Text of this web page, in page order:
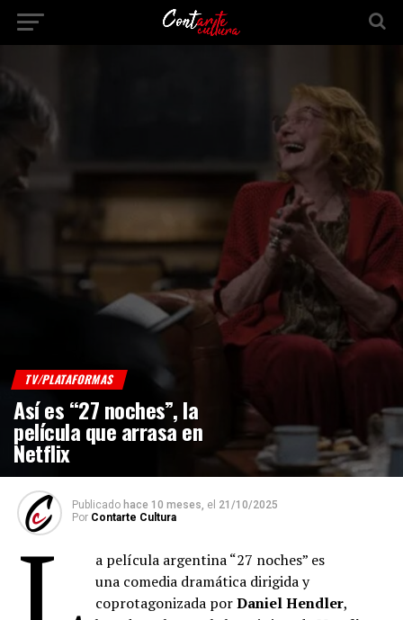
TV/PLATAFORMAS
Así es “27 noches”, la
película que arrasa en
Netflix
Publicado hace 10 meses, el 21/10/2025
Por Contarte Cultura
a película argentina “27 noches” es
una comedia dramática dirigida y
coprotagonizada porDaniel Hendler,